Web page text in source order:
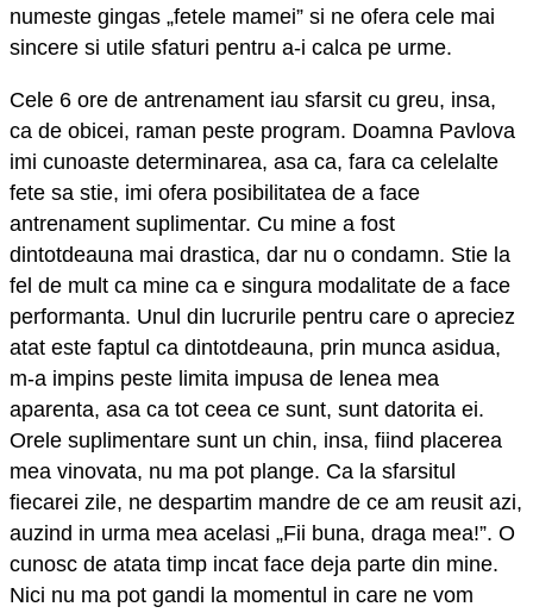
numeste gingas „fetele mamei” si ne ofera cele mai
sincere si utile sfaturi pentru a-i calca pe urme.
Cele 6 ore de antrenament iau sfarsit cu greu, insa,
ca de obicei, raman peste program. Doamna Pavlova
imi cunoaste determinarea, asa ca, fara ca celelalte
fete sa stie, imi ofera posibilitatea de a face
antrenament suplimentar. Cu mine a fost
dintotdeauna mai drastica, dar nu o condamn. Stie la
fel de mult ca mine ca e singura modalitate de a face
performanta. Unul din lucrurile pentru care o apreciez
atat este faptul ca dintotdeauna, prin munca asidua,
m-a impins peste limita impusa de lenea mea
aparenta, asa ca tot ceea ce sunt, sunt datorita ei.
Orele suplimentare sunt un chin, insa, fiind placerea
mea vinovata, nu ma pot plange. Ca la sfarsitul
fiecarei zile, ne despartim mandre de ce am reusit azi,
auzind in urma mea acelasi „Fii buna, draga mea!”. O
cunosc de atata timp incat face deja parte din mine.
Nici nu ma pot gandi la momentul in care ne vom